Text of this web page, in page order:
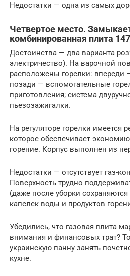
Недостатки — одна из самых
Четвертое место.
комбинированная плита
Достоинства — два варианта
электричество). На варочной
расположены горелки: впереди
позади — вспомогательные
приготовления; система
пьезозажигалки.
На регуляторе горелки имеется
которое обеспечивает
горение. Корпус выполнен из
Недостатки — отсутствует газ-
Поверхность трудно
(даже после уборки
капелек воды и продуктов
Убедились, что газовая плита
внимания и финансовых трат?
украинскую панну занять
кухне.